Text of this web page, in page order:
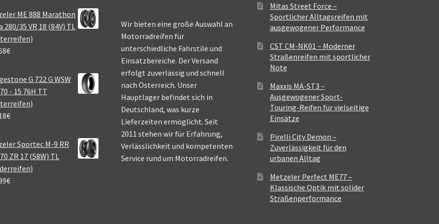
ME 888 Marathon
280/35 VR 18 (84V) TL
€
G 722 G WSW
- 15 76H TT
€
Sportec M-9 RR
ZR 17 (58W) TL
€
Wir bieten eine große Auswahl an
Motorradreifen für
unterschiedliche Fahrstile und
Einsatzbereiche. Der Versand
erfolgt zuverlässig und schnell
nach Österreich. Unser
Hauptlager befindet sich in
Deutschland, was kurze
Lieferzeiten ermöglicht. Seit
2011 stehen wir für Erfahrung,
Verlässlichkeit und kompetenten
Service rund um Motorradreifen.
Mitas Street Force –
Sportlicher Alltagsreifen mit
ausgewogener Performance
CST CM-NK01 – Moderner
Straßenreifen mit sportlicher
Note
Maxxis MA-ST3 –
Ausgewogener Sport-
Touring-Reifen für vielseitige
Einsätze
Pirelli City Demon –
Zuverlässigkeit für den
urbanen Alltag
Metzeler Perfect ME77 –
Klassische Optik mit solider
Straßenperformance